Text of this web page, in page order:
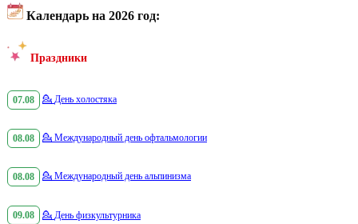
Календарь на 2026 год:
Праздники
07.08 💁 День холостяка
08.08 💁 Международный день офтальмологии
08.08 💁 Международный день альпинизма
09.08 💁 День физкультурника